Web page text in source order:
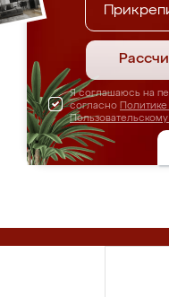
Я соглашаюсь на
согласно